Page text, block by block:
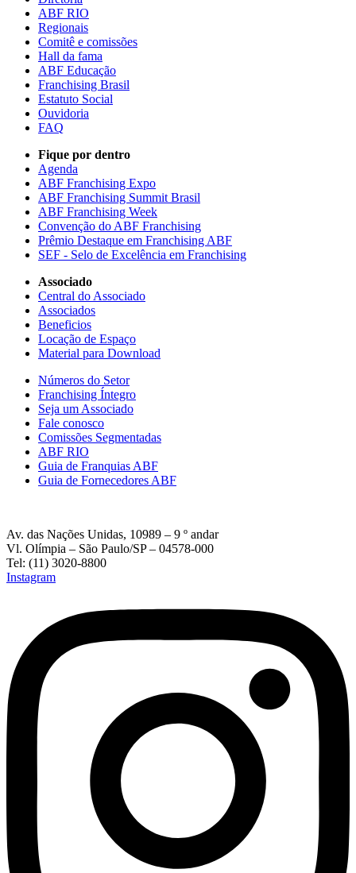
ABF RIO
Regionais
Comitê e comissões
Hall da fama
ABF Educação
Franchising Brasil
Estatuto Social
Ouvidoria
FAQ
Fique por dentro
Agenda
ABF Franchising Expo
ABF Franchising Summit Brasil
ABF Franchising Week
Convenção do ABF Franchising
Prêmio Destaque em Franchising ABF
SEF - Selo de Excelência em Franchising
Associado
Central do Associado
Associados
Beneficios
Locação de Espaço
Material para Download
Números do Setor
Franchising Íntegro
Seja um Associado
Fale conosco
Comissões Segmentadas
ABF RIO
Guia de Franquias ABF
Guia de Fornecedores ABF
Av. das Nações Unidas, 10989 – 9 º andar
Vl. Olímpia – São Paulo/SP – 04578-000
Tel: (11) 3020-8800
Instagram